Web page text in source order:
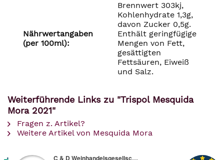
Nährwertangaben
(per 100ml):
Brennwert 303kj,
Kohlenhydrate 1,3g,
davon Zucker 0,5g.
Enthält geringfügige
Mengen von Fett,
gesättigten
Fettsäuren, Eiweiß
und Salz.
Weiterführende Links zu "Trispol Mesquida
Mora 2021"
Fragen z. Artikel?
Weitere Artikel von Mesquida Mora